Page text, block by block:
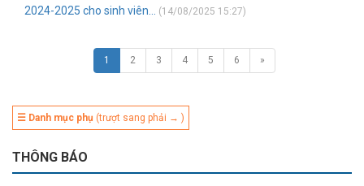
2024-2025 cho sinh viên...
(14/08/2025 15:27)
1 2 3 4 5 6 »
☰ Danh mục phụ (trượt sang phải → )
THÔNG BÁO